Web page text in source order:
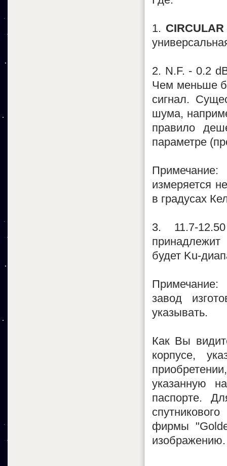
1. CIRCULAR
2. N.F. - 0.2
Чем меньше
сигнал.
шума,
правило
параметре
измеряется
в градусах
3. 11.7-
будет Ku-
Примечание:
завод
указывать.
Как Вы
корпусе,
указанную
паспорте.
фирмы
изображению.